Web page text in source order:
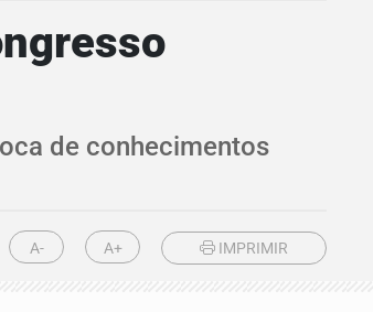
de conhecimentos
A- A+ IMPRIMIR